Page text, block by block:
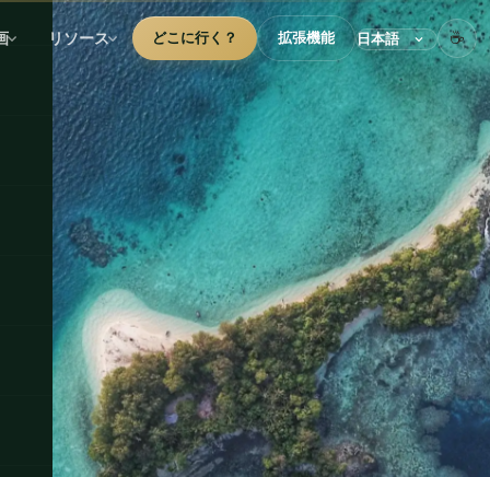
リソース どこに行く？ 拡張機能 ☕